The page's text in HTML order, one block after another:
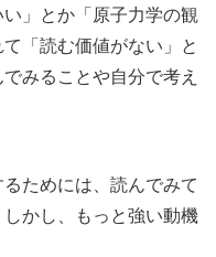
い」とか「原子力学の観
「読む価値がない」と
みることや自分で考え
ためには、読んでみて
かし、もっと強い動機